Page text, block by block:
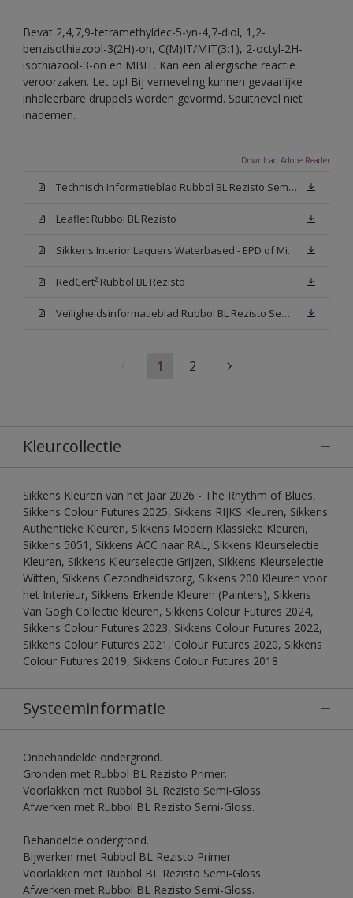
Bevat 2,4,7,9-tetramethyldec-5-yn-4,7-diol, 1,2-
benzisothiazool-3(2H)-on, C(M)IT/MIT(3:1), 2-octyl-2H-
isothiazool-3-on en MBIT. Kan een allergische reactie
veroorzaken. Let op! Bij verneveling kunnen gevaarlijke
inhaleerbare druppels worden gevormd. Spuitnevel niet
inademen.
Download Adobe Reader
Technisch Informatieblad Rubbol BL Rezisto Semi-Gloss (New Livery) (PDF)
Leaflet Rubbol BL Rezisto
Sikkens Interior Laquers Waterbased - EPD of Milieuproductverklaring
RedCert² Rubbol BL Rezisto
Veiligheidsinformatieblad Rubbol BL Rezisto Semi-Gloss N00 (MSDS)
1 2
Kleurcollectie
Sikkens Kleuren van het Jaar 2026 - The Rhythm of Blues,
Sikkens Colour Futures 2025, Sikkens RIJKS Kleuren, Sikkens
Authentieke Kleuren, Sikkens Modern Klassieke Kleuren,
Sikkens 5051, Sikkens ACC naar RAL, Sikkens Kleurselectie
Kleuren, Sikkens Kleurselectie Grijzen, Sikkens Kleurselectie
Witten, Sikkens Gezondheidszorg, Sikkens 200 Kleuren voor
het Interieur, Sikkens Erkende Kleuren (Painters), Sikkens
Van Gogh Collectie kleuren, Sikkens Colour Futures 2024,
Sikkens Colour Futures 2023, Sikkens Colour Futures 2022,
Sikkens Colour Futures 2021, Colour Futures 2020, Sikkens
Colour Futures 2019, Sikkens Colour Futures 2018
Systeeminformatie
Onbehandelde ondergrond.
Gronden met Rubbol BL Rezisto Primer.
Voorlakken met Rubbol BL Rezisto Semi-Gloss.
Afwerken met Rubbol BL Rezisto Semi-Gloss.
Behandelde ondergrond.
Bijwerken met Rubbol BL Rezisto Primer.
Voorlakken met Rubbol BL Rezisto Semi-Gloss.
Afwerken met Rubbol BL Rezisto Semi-Gloss.